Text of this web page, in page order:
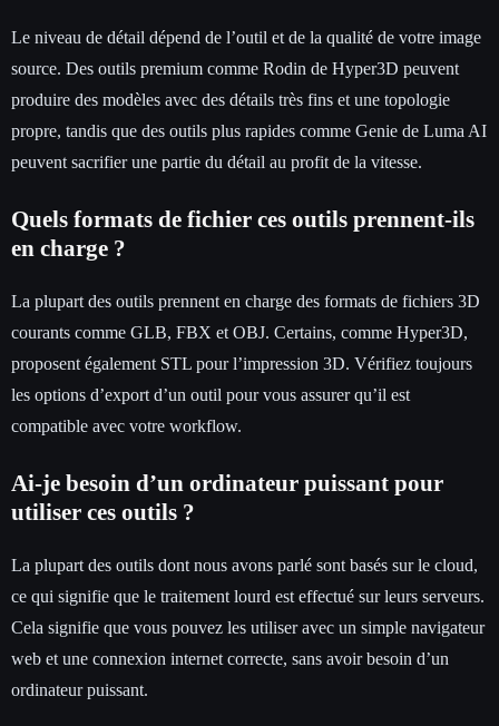
Le niveau de détail dépend de l’outil et de la qualité de votre image
source. Des outils premium comme Rodin de Hyper3D peuvent
produire des modèles avec des détails très fins et une topologie
propre, tandis que des outils plus rapides comme Genie de Luma AI
peuvent sacrifier une partie du détail au profit de la vitesse.
Quels formats de fichier ces outils prennent-ils
en charge ?
La plupart des outils prennent en charge des formats de fichiers 3D
courants comme GLB, FBX et OBJ. Certains, comme Hyper3D,
proposent également STL pour l’impression 3D. Vérifiez toujours
les options d’export d’un outil pour vous assurer qu’il est
compatible avec votre workflow.
Ai-je besoin d’un ordinateur puissant pour
utiliser ces outils ?
La plupart des outils dont nous avons parlé sont basés sur le cloud,
ce qui signifie que le traitement lourd est effectué sur leurs serveurs.
Cela signifie que vous pouvez les utiliser avec un simple navigateur
web et une connexion internet correcte, sans avoir besoin d’un
ordinateur puissant.